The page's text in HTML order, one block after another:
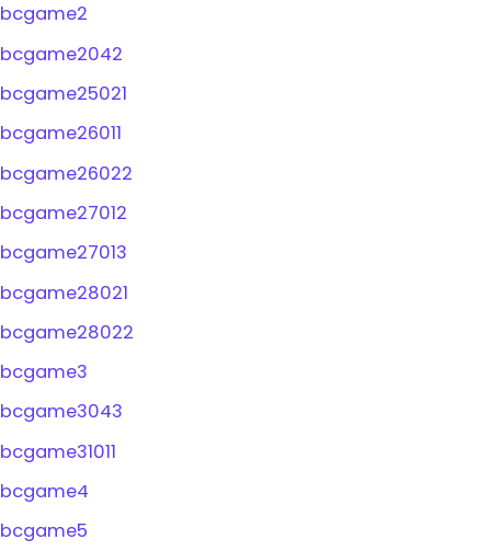
bcgame2
bcgame2042
bcgame25021
bcgame26011
bcgame26022
bcgame27012
bcgame27013
bcgame28021
bcgame28022
bcgame3
bcgame3043
bcgame31011
bcgame4
bcgame5